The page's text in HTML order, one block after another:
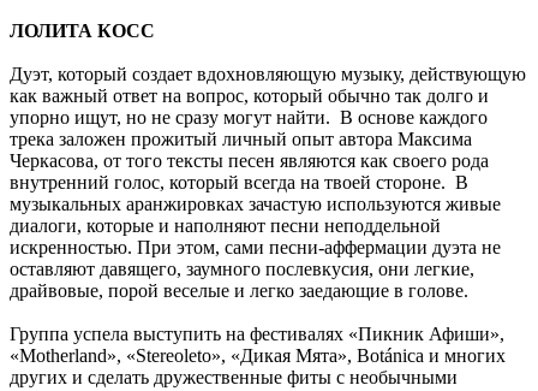
ЛОЛИТА КОСС
Дуэт, который создает вдохновляющую музыку, действующую
как важный ответ на вопрос, который обычно так долго и
упорно ищут, но не сразу могут найти. В основе каждого
трека заложен прожитый личный опыт автора Максима
Черкасова, от того тексты песен являются как своего рода
внутренний голос, который всегда на твоей стороне. В
музыкальных аранжировках зачастую используются живые
диалоги, которые и наполняют песни неподдельной
искренностью. При этом, сами песни-аффермации дуэта не
оставляют давящего, заумного послевкусия, они легкие,
драйвовые, порой веселые и легко заедающие в голове.
Группа успела выступить на фестивалях «Пикник Афиши»,
«Motherland», «Stereoleto», «Дикая Мята», Botánica и многих
других и сделать дружественные фиты с необычными